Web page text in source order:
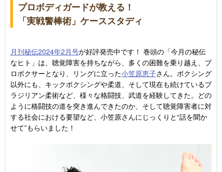
プロボディガードが教える！
「実戦警棒術」ケーススタディ
月刊秘伝2024年2月号が好評発売中です！ 巻頭の「今月の秘伝
なヒト」は、聴覚障害を持ちながら、多くの困難を乗り越え、プ
ロボクサーとなり、リングに立った小笠原恵子さん。ボクシング
以外にも、キックボクシングや柔道、そして現在も続けているブ
ラジリアン柔術など、様々な格闘技、武道を経験してきた。どの
ように格闘技の道を突き進んできたのか、そして聴覚障害者に対
する社会における要望など、小笠原さんにじっくりと“話を聞か
せて”もらいました！